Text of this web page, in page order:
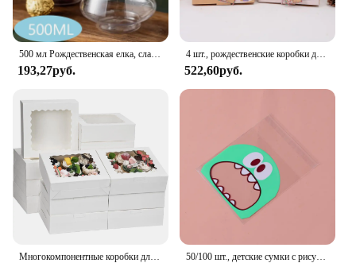
looking to offer a delightful treat to their customers.
With this variety pack, you can be sure that your
gift will be remembered and appreciated.
500 мл Рождественская елка, сладкая банка, подарки для детей «сделай сам», конфеты, печенье, закуска, шоколадная упаковка, новый год
193,27руб.
4 шт., рождественские коробки для конфет, печенья, подарочная коробка из крафт-бумаги, коробки для пищевых продуктов с прозрачным окном, декор Navidad, рождественский подарочный пакет
522,60руб.
Многокомпонентные коробки для печенья с окном, белые коробки для угощений, коробки для пирогов, кондитерские коробки для пончиков, шоколадная клубника, вечеринка по случаю дня рождения 50/100 шт., детские сумки с рисунком